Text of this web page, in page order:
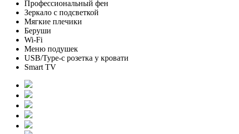
Профессиональный фен
Зеркало с подсветкой
Мягкие плечики
Беруши
Wi-Fi
Меню подушек
USB/Type-c розетка у кровати
Smart TV